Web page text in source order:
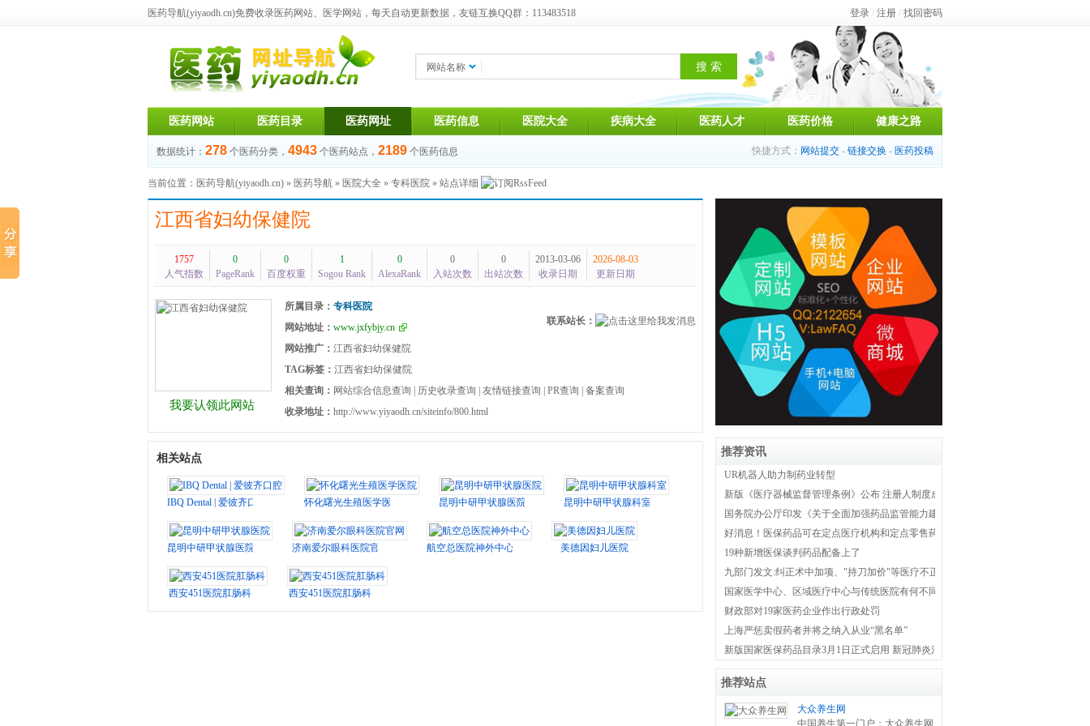
医药导航(yiyaodh.cn)免费收录医药网站、医学网站，每天自动更新数据，友链互换QQ群：113483518 登录 / 注册 / 找回密码
网站名称
医药网站 医药目录 医药网址 医药信息 医院大全 疾病大全 医药人才 医药价格 健康之路
数据统计： 278 个医药分类， 4943 个医药站点， 2189 个医药信息 快捷方式： 网站提交 - 链接交换 - 医药投稿
当前位置： 医药导航(yiyaodh.cn) » 医药导航 » 医院大全 » 专科医院 » 站点详细
江西省妇幼保健院
1757
人气指数
0
PageRank
0
百度权重
1
Sogou Rank
0
AlexaRank
0
入站次数
0
出站次数
2013-03-06
收录日期
2026-08-03
更新日期
我要认领此网站
所属目录： 专科医院
联系站长：
网站地址： www.jxfybjy.cn
网站推广： 江西省妇幼保健院
TAG标签： 江西省妇幼保健院
相关查询： 网站综合信息查询 历史收录查询 友情链接查询 PR查询
备案查询
收录地址： http://www.yiyaodh.cn/siteinfo/800.html
相关站点
IBQ Dental | 爱彼齐口腔 怀化曙光生殖医学医院 昆明中研甲状腺医院 昆明中研甲状腺科室
昆明中研甲状腺医院 济南爱尔眼科医院官网 航空总医院神外中心 美德因妇儿医院
西安451医院肛肠科 西安451医院肛肠科
推荐资讯
UR机器人助力制药业转型
新版《医疗器械监督管理条例》公布 注册人制度成为新监管体系主线
国务院办公厅印发《关于全面加强药品监管能力建设的实施意见》
好消息！医保药品可在定点医疗机构和定点零售药店双通道购买
19种新增医保谈判药品配备上了
九部门发文:纠正术中加项、"持刀加价"等医疗不正之风
国家医学中心、区域医疗中心与传统医院有何不同？国家卫健委权威解答！
财政部对19家医药企业作出行政处罚
上海严惩卖假药者并将之纳入从业“黑名单”
新版国家医保药品目录3月1日正式启用 新冠肺炎治疗药品全部纳入医保
推荐站点
大众养生网
中国养生第一门户：大众养生网